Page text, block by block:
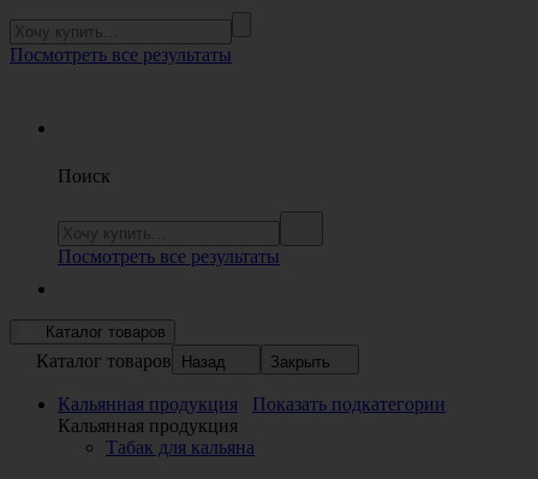
Посмотреть все результаты
Поиск
Посмотреть все результаты
Каталог товаров
Каталог товаров Назад Закрыть
Кальянная продукция
Показать подкатегории
Кальянная продукция
Табак для кальяна